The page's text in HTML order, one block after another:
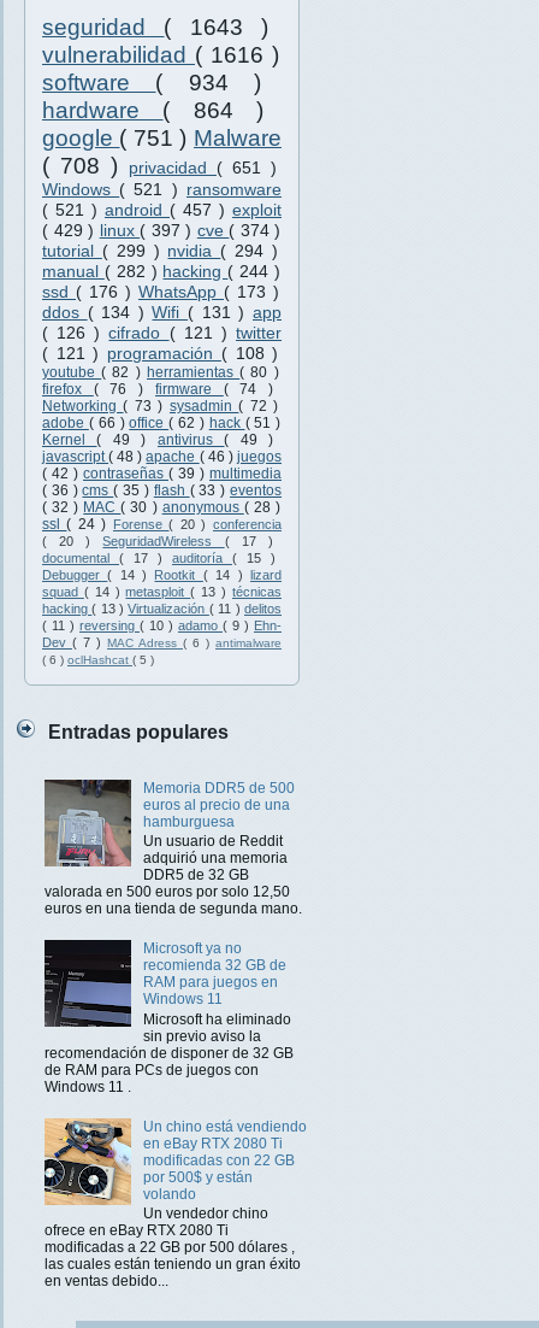
seguridad ( 1643 )
vulnerabilidad ( 1616 )
software ( 934 )
hardware ( 864 )
google ( 751 ) Malware
( 708 )
privacidad ( 651 )
Windows ( 521 ) ransomware
( 521 ) android ( 457 ) exploit
( 429 ) linux ( 397 ) cve ( 374 )
tutorial ( 299 ) nvidia ( 294 )
manual ( 282 ) hacking ( 244 )
ssd ( 176 ) WhatsApp ( 173 )
ddos ( 134 )Wifi ( 131 ) app
( 126 )cifrado ( 121 )twitter
( 121 ) programación ( 108 )
youtube( 82 ) herramientas( 80 )
firefox ( 76 ) firmware ( 74 )
Networking( 73 ) sysadmin( 72 )
adobe ( 66 )office( 62 ) hack ( 51 )
Kernel( 49 ) antivirus( 49 )
javascript( 48 )apache ( 46 ) juegos
( 42 ) contraseñas ( 39 ) multimedia
( 36 )cms( 35 ) flash ( 33 )eventos
( 32 ) MAC( 30 ) anonymous ( 28 )
ssl( 24 ) Forense( 20 ) conferencia
( 20 )SeguridadWireless ( 17 )
documental ( 17 ) auditoría ( 15 )
Debugger( 14 ) Rootkit ( 14 ) lizard
squad ( 14 )metasploit( 13 ) técnicas
hacking( 13 )Virtualización ( 11 ) delitos
( 11 ) reversing ( 10 ) adamo ( 9 ) Ehn-
Dev ( 7 ) MAC Adress ( 6 ) antimalware
( 6 ) oclHashcat ( 5 )
Entradas populares
Memoria DDR5 de 500
euros al precio de una
hamburguesa
Un usuario de Reddit
adquirió una memoria
DDR5 de 32 GB
valorada en 500 euros por solo 12,50
euros en una tienda de segunda mano.
Microsoft ya no
recomienda 32 GB de
RAM para juegos en
Windows 11
Microsoft ha eliminado
sin previo aviso la
recomendación de disponer de 32 GB
de RAM para PCs de juegos con
Windows 11 .
Un chino está vendiendo
en eBay RTX 2080 Ti
modificadas con 22 GB
por 500$ y están
volando
Un vendedor chino
ofrece en eBay RTX 2080 Ti
modificadas a 22 GB por 500 dólares ,
las cuales están teniendo un gran éxito
en ventas debido...